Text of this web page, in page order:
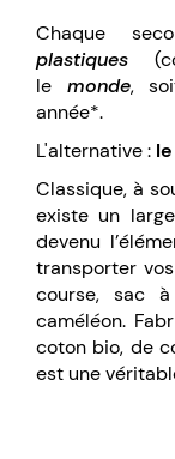
Chaque
plastiques
le monde,
année*.
L'alternative :
Classique, à
existe un
devenu
transporter
course, sac
caméléon.
coton bio, de
est une